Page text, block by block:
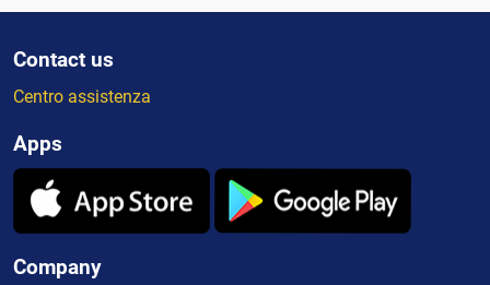
Contact us
Centro assistenza
Apps
Company